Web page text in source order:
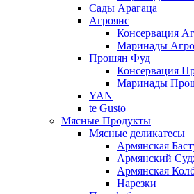
Сады Арагаца
Агроянс
Консервация
Маринады
Прошян Фуд
Консервация
Маринады
YAN
te Gusto
Мясные Продукты
Мясные деликатесы
Армянская
Армянский
Армянская
Нарезки